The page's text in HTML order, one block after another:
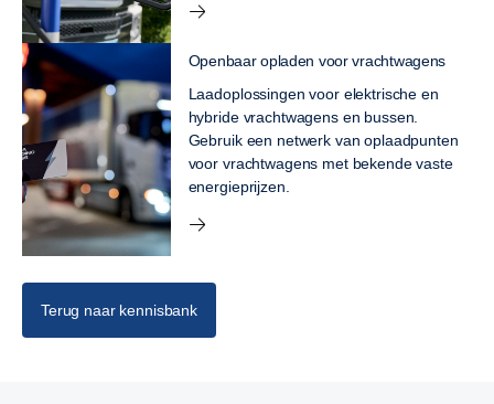
Openbaar opladen voor vrachtwagens
Laadoplossingen voor elektrische en
hybride vrachtwagens en bussen.
Gebruik een netwerk van oplaadpunten
voor vrachtwagens met bekende vaste
energieprijzen.
Terug naar kennisbank